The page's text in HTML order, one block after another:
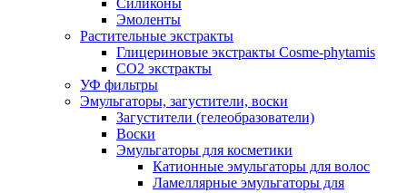
Силиконы
Эмоленты
Растительные экстракты
Глицериновые экстракты Cosme-phytamis
СО2 экстракты
УФ фильтры
Эмульгаторы, загустители, воски
Загустители (гелеобразователи)
Воски
Эмульгаторы для косметики
Катионные эмульгаторы для волос
Ламеллярные эмульгаторы для